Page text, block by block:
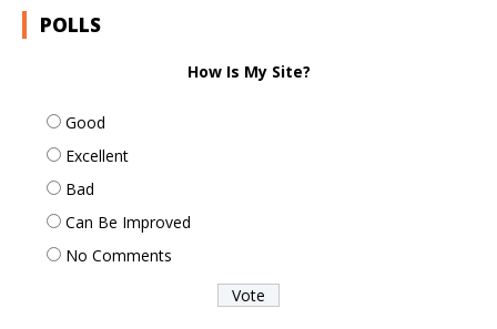
POLLS
How Is My Site?
Good
Excellent
Bad
Can Be Improved
No Comments